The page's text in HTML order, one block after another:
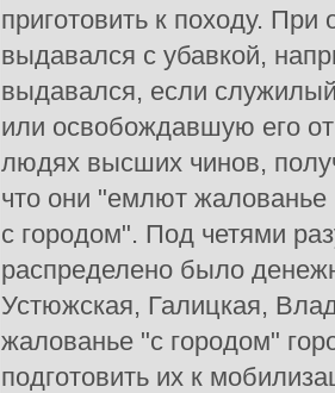
приготовить к походу.
выдавался с убавкой,
выдавался, если
или освобождавшую его
людях высших чинов,
что они "емлют
с городом". Под четями
распределено было
Устюжская, Галицкая,
жалованье "с городом"
подготовить их к